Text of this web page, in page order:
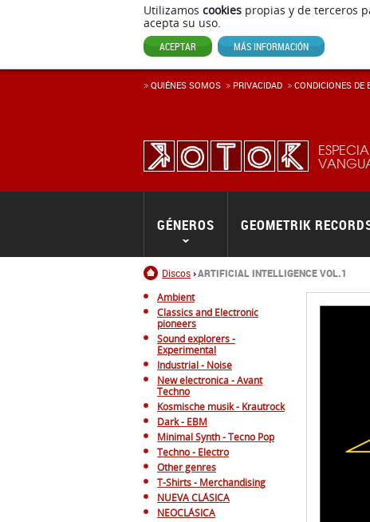
Utilizamos cookies propias y de terceros
acepta su uso.
ACEPTAR MÁS INFORMACIÓN
Inicio
Discos ARTIFICIAL INTELLIGENCE VOL.1
GÉNEROS GEOMETRIK
QUIÉNES SOMOS PRIVACIDAD CONDICIONES DE
Ambient
Classics and Electronic
pioneers
Sound explorers -
Experimental
Industrial - Noise
New electronica - Avant
Techno
Kosmische musik - Krautrock
Dark - EBM
Minimal Synth - Tecno Pop
Techno - Electro
Other genres
T-Shirts - Merchandising
NUEVA CLÁSICA
NEOCLÁSICA